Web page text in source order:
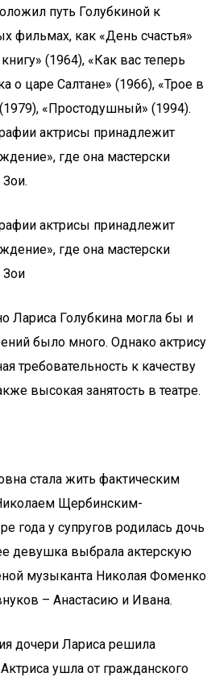
путь Голубкиной к
фильмах, как «День счастья»
(1964), «Как вас теперь
о царе Салтане» (1966), «Трое в
«Простодушный» (1994).
актрисы принадлежит
где она мастерски
актрисы принадлежит
где она мастерски
Зои
Лариса Голубкина могла бы и
было много. Однако актрису
требовательность к качеству
высокая занятость в театре.
стала жить фактическим
Щербинским-
года у супругов родилась дочь
девушка выбрала актерскую
музыканта Николая Фоменко
– Анастасию и Ивана.
дочери Лариса решила
ушла от гражданского